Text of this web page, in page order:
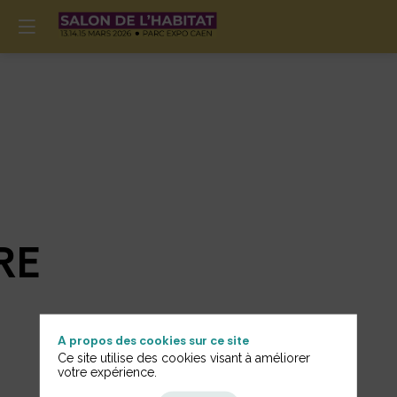
A propos des cookies sur ce site
Ce site utilise des cookies visant à améliorer
votre expérience.